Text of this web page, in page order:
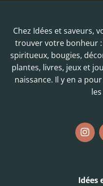
Chez Idées et saveurs,
trouver votre bonheur
spiritueux, bougies,
plantes, livres, jeux et
naissance. Il y en a
Idées